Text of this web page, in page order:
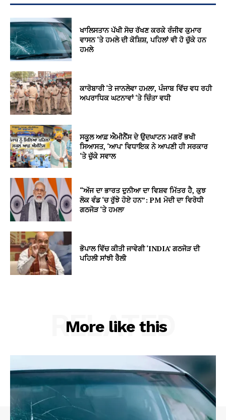
ਖਾਲਿਸਤਾਨ ਪੱਖੀ ਸੋਚ ਰੱਖਣ ਕਰਕੇ ਰੰਜੀਵ ਕੁਮਾਰ
ਵਾਸਨ ‘ਤੇ ਹਮਲੇ ਦੀ ਕੋਸ਼ਿਸ਼, ਪਹਿਲਾਂ ਵੀ ਹੋ ਚੁੱਕੇ ਹਨ
ਹਮਲੇ
ਕਾਰੋਬਾਰੀ ‘ਤੇ ਜਾਨਲੇਵਾ ਹਮਲਾ, ਪੰਜਾਬ ਵਿੱਚ ਵਧ ਰਹੀ
ਅਪਰਾਧਿਕ ਘਟਨਾਵਾਂ ‘ਤੇ ਚਿੰਤਾ ਵਧੀ
ਸਕੂਲ ਆਫ਼ ਐਮੀਨੈਂਸ ਦੇ ਉਦਘਾਟਨ ਮਗਰੋਂ ਭਖੀ
ਸਿਆਸਤ, ‘ਆਪ’ ਵਿਧਾਇਕ ਨੇ ਆਪਣੀ ਹੀ ਸਰਕਾਰ
‘ਤੇ ਚੁੱਕੇ ਸਵਾਲ
“ਅੱਜ ਦਾ ਭਾਰਤ ਦੁਨੀਆ ਦਾ ਵਿਸ਼ਵ ਮਿੱਤਰ ਹੈ, ਕੁਝ
ਲੋਕ ਵੰਡ ‘ਚ ਰੁੱਝੇ ਹੋਏ ਹਨ”: PM ਮੋਦੀ ਦਾ ਵਿਰੋਧੀ
ਗਠਜੋੜ ‘ਤੇ ਹਮਲਾ
ਭੋਪਾਲ ਵਿੱਚ ਕੀਤੀ ਜਾਵੇਗੀ ‘INDIA’ ਗਠਜੋੜ ਦੀ
ਪਹਿਲੀ ਸਾਂਝੀ ਰੈਲੀ
More like this
RELATED